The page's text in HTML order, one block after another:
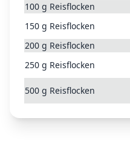
100 g Reisflocken
150 g Reisflocken
200 g Reisflocken
250 g Reisflocken
500 g Reisflocken